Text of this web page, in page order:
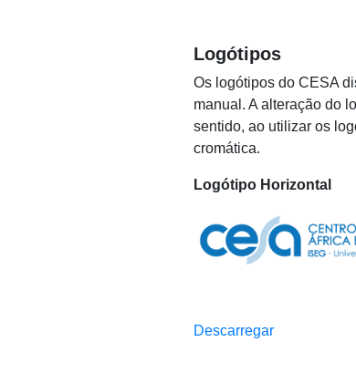
Logótipos
Os logótipos do CESA
manual. A alteração do
sentido, ao utilizar os
cromática.
Logótipo Horizontal
Descarregar